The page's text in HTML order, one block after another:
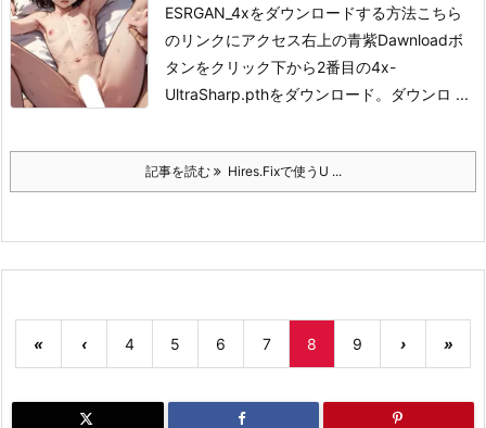
ESRGAN_4xをダウンロードする方法こちら
のリンクにアクセス右上の青紫Dawnloadボ
タンをクリック下から2番目の4x-
UltraSharp.pthをダウンロード。
ダウンロ ...
記事を読む Hires.Fixで使うU ...
« ‹ 4 5 6 7 8 9 › »